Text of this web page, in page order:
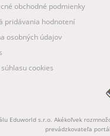
obchodné podmienky
pridávania hodnotení
osobných údajov
cookies
Eduworld s.r.o. Akékoľvek
prevádzkovateľa